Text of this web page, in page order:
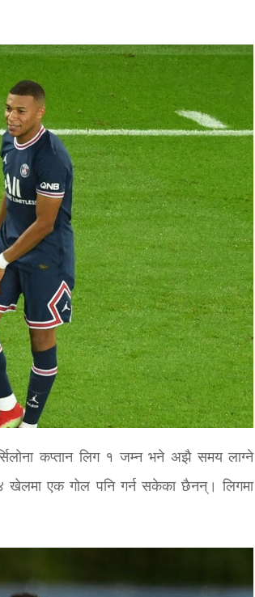
कप्तान लिग १ जम्न भने अझै समय लाग्ने
४ खेलमा एक गोल पनि गर्न सकेका छैनन्। लिगमा